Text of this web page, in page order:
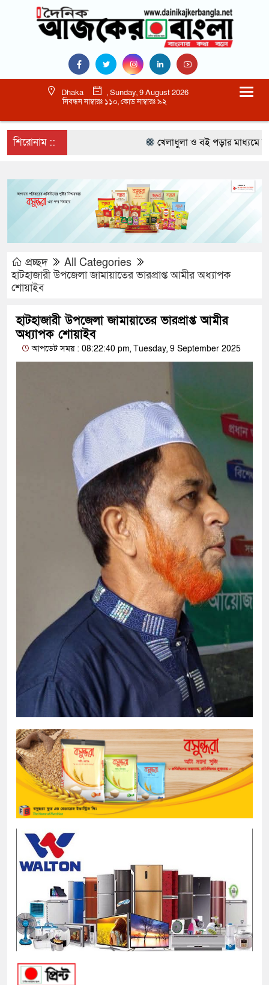
Dhaka
, Sunday, 9 August 2026
নিবন্ধন নাম্বারঃ ১১০, কোড নাম্বারঃ ৯২
শিরোনাম :: খেলাধুলা ও বই পড়ার মাধ্যমে
প্রচ্ছদ
All Categories
হাটহাজারী উপজেলা জামায়াতের ভারপ্রাপ্ত আমীর অধ্যাপক
শোয়াইব
হাটহাজারী উপজেলা জামায়াতের ভারপ্রাপ্ত আমীর
অধ্যাপক শোয়াইব
আপডেট সময় : 08:22:40 pm, Tuesday, 9 September 2025